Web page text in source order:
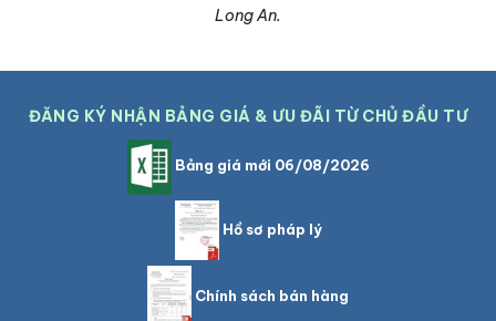
Long An.
ĐĂNG KÝ NHẬN BẢNG GIÁ & ƯU ĐÃI TỪ CHỦ ĐẦU TƯ
Bảng giá mới 06/08/2026
Hồ sơ pháp lý
Chính sách bán hàng